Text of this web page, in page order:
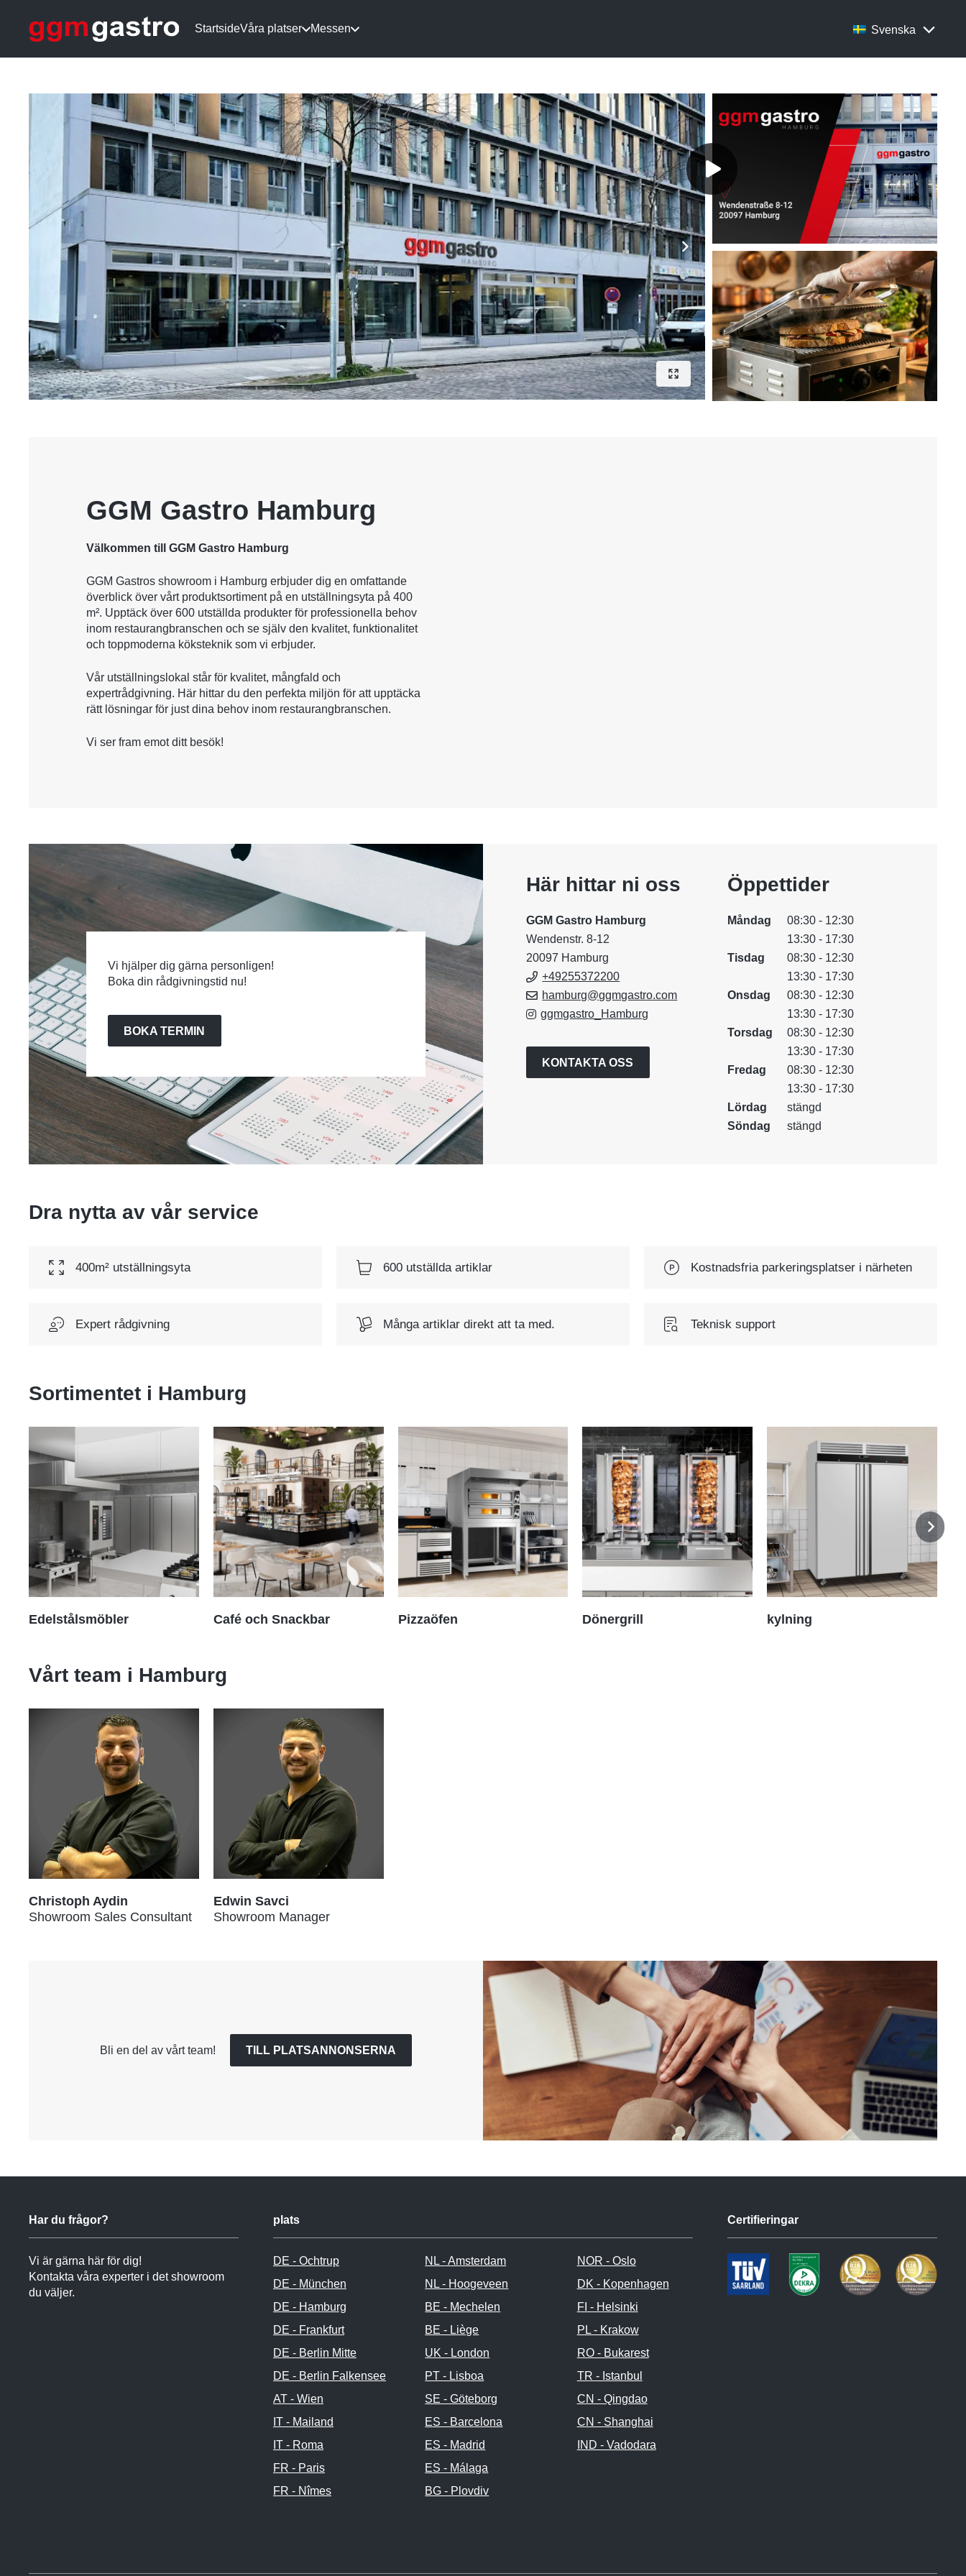
StartsideVåra platser Messen Svenska
GGM Gastro Hamburg
Välkommen till GGM Gastro Hamburg
GGM Gastros showroom i Hamburg erbjuder dig en omfattande
överblick över vårt produktsortiment på en utställningsyta på 400
m². Upptäck över 600 utställda produkter för professionella behov
inom restaurangbranschen och se själv den kvalitet, funktionalitet
och toppmoderna köksteknik som vi erbjuder.
Vår utställningslokal står för kvalitet, mångfald och
expertrådgivning. Här hittar du den perfekta miljön för att upptäcka
rätt lösningar för just dina behov inom restaurangbranschen.
Vi ser fram emot ditt besök!
Vi hjälper dig gärna personligen!
Boka din rådgivningstid nu!
BOKA TERMIN
Här hittar ni oss
GGM Gastro Hamburg
Wendenstr. 8-12
20097 Hamburg
+49255372200
hamburg@ggmgastro.com
ggmgastro_Hamburg
KONTAKTA OSS
Öppettider
Måndag
08:30 - 12:30
13:30 - 17:30
Tisdag
08:30 - 12:30
13:30 - 17:30
Onsdag
08:30 - 12:30
13:30 - 17:30
Torsdag
08:30 - 12:30
13:30 - 17:30
Fredag
08:30 - 12:30
13:30 - 17:30
Lördag
stängd
Söndag
stängd
Dra nytta av vår service
400m² utställningsyta 600 utställda artiklar Kostnadsfria parkeringsplatser i närheten
Expert rådgivning Många artiklar direkt att ta med. Teknisk support
Sortimentet i Hamburg
Edelstålsmöbler Café och Snackbar Pizzaöfen Dönergrill kylning
Vårt team i Hamburg
Christoph Aydin
Showroom Sales Consultant
Edwin Savci
Showroom Manager
Bli en del av vårt team! TILL PLATSANNONSERNA
Har du frågor?
Vi är gärna här för dig!
Kontakta våra experter i det showroom
du väljer.
plats
DE - Ochtrup
DE - München
DE - Hamburg
DE - Frankfurt
DE - Berlin Mitte
DE - Berlin Falkensee
AT - Wien
IT - Mailand
IT - Roma
FR - Paris
FR - Nîmes
NL - Amsterdam
NL - Hoogeveen
BE - Mechelen
BE - Liège
UK - London
PT - Lisboa
SE - Göteborg
ES - Barcelona
ES - Madrid
ES - Málaga
BG - Plovdiv
NOR - Oslo
DK - Kopenhagen
FI - Helsinki
PL - Krakow
RO - Bukarest
TR - Istanbul
CN - Qingdao
CN - Shanghai
IND - Vadodara
Certifieringar